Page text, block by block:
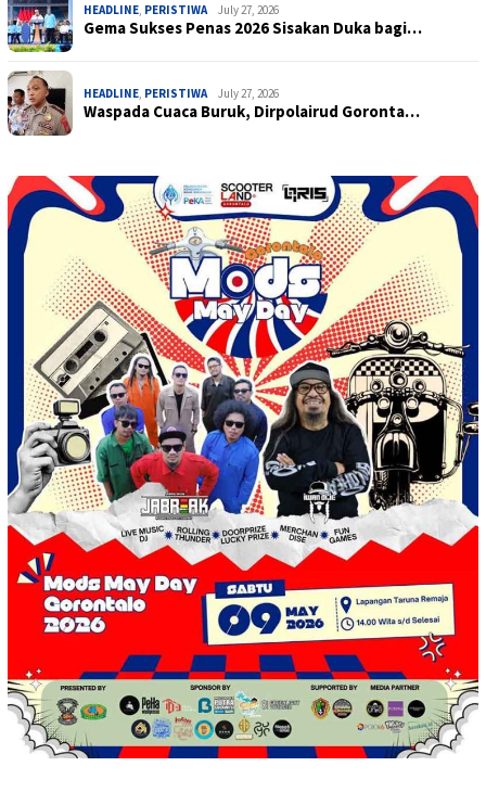
HEADLINE PERISTIWA July 27, 2026
Gema Sukses Penas 2026 Sisakan Duka bagi…
HEADLINE PERISTIWA July 27, 2026
Waspada Cuaca Buruk, Dirpolairud Goronta…